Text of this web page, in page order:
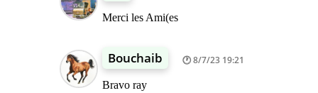
Merci les Ami(es
Bouchaib 8/7/23 19:21
Bravo ray